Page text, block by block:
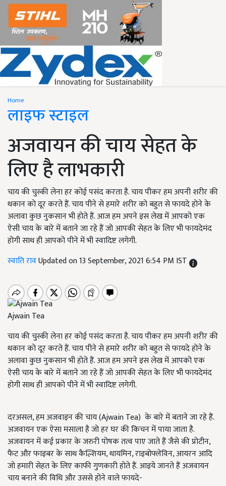
Home
लाइफ स्टाइल
अजवायन की चाय सेहत के
लिए है लाभकारी
चाय की चुस्की लेना हर कोई पसंद करता है. चाय पीकर हम अपनी शरीर की
थकान को दूर करते हैं. चाय पीने से हमारे शरीर को बहुत से फायदे होने के
अलावा कुछ नुकसान भी होते हैं. आज हम अपने इस लेख में आपको एक
ऐसी चाय के बारे में बताने जा रहे हैं जो आपकी सेहत के लिए भी फायदेमंद
होगी साथ ही आपको पीने में भी स्वादिष्ट लगेगी.
स्वाति रावUpdated on 13 September, 2021 6:54 PM IST
Ajwain Tea
चाय की चुस्की लेना हर कोई पसंद करता है. चाय पीकर हम अपनी शरीर की
थकान को दूर करते हैं. चाय पीने से हमारे शरीर को बहुत से फायदे होने के
अलावा कुछ नुकसान भी होते हैं. आज हम अपने इस लेख में आपको एक
ऐसी चाय के बारे में बताने जा रहे हैं जो आपकी सेहत के लिए भी फायदेमंद
होगी साथ ही आपको पीने में भी स्वादिष्ट लगेगी.
दरअसल, हम अजवाइन की चाय (Ajwain Tea) के बारे में बताने जा रहे हैं.
अजवायन एक ऐसा मसाला है जो हर घर की किचन में पाया जाता है.
अजवायन में कई प्रकार के जरुरी पोषक तत्व पाए जाते हैं जैसे की प्रोटीन,
फैट और फाइबर के साथ कैल्शियम, थायमिन, राइबोफ्लेविन, आयरन आदि
जो हमारी सेहत के लिए काफी गुणकारी होते हैं. आइये जानते हैं अजवायन
चाय बनाने की विधि और उससे होने वाले फायदे-